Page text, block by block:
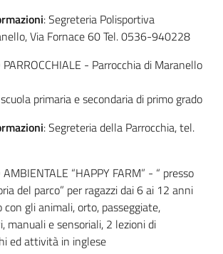
: Segreteria Polisportiva
Via Fornace 60 Tel. 0536-940228
PARROCCHIALE - Parrocchia di Maranello
primaria e secondaria di primo grado
: Segreteria della Parrocchia, tel.
AMBIENTALE “HAPPY FARM” - “ presso
del parco” per ragazzi dai 6 ai 12 anni
gli animali, orto, passeggiate,
manuali e sensoriali, 2 lezioni di
ed attività in inglese